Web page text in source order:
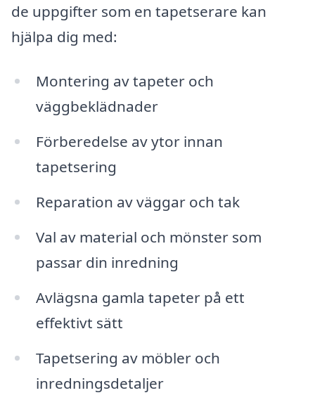
de uppgifter som en tapetserare kan
hjälpa dig med:
Montering av tapeter och
väggbeklädnader
Förberedelse av ytor innan
tapetsering
Reparation av väggar och tak
Val av material och mönster som
passar din inredning
Avlägsna gamla tapeter på ett
effektivt sätt
Tapetsering av möbler och
inredningsdetaljer